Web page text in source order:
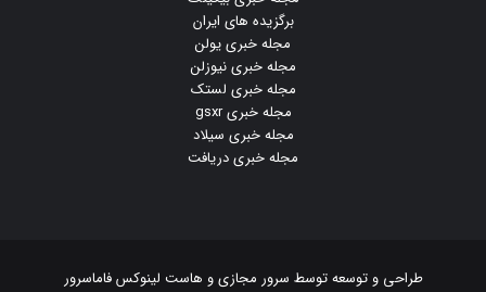
برگزیده های ایران
مجله خبری یولن
مجله خبری نیوزلن
مجله خبری لستک
مجله خبری gsxr
مجله خبری سیلاد
مجله خبری دریافت
طراحی و توسعه توسط سرور مجازیو هاست لینوکسفاماسرور